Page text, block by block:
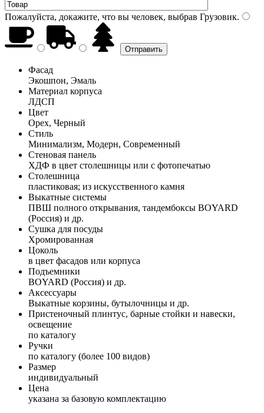
Пожалуйста, докажите, что вы человек, выбрав Грузовик.
Фасад
Экошпон, Эмаль
Материал корпуса
ЛДСП
Цвет
Орех, Черный
Стиль
Минимализм, Модерн, Современный
Стеновая панель
ХДФ в цвет столешницы или с фотопечатью
Столешница
пластиковая; из искусственного камня
Выкатные системы
ПВШ полного открывания, тандембоксы BOYARD
(Россия) и др.
Сушка для посуды
Хромированная
Цоколь
в цвет фасадов или корпуса
Подъемники
BOYARD (Россия) и др.
Аксессуары
Выкатные корзины, бутылочницы и др.
Пристеночный плинтус, барные стойки и навески,
освещение
по каталогу
Ручки
по каталогу (более 100 видов)
Размер
индивидуальный
Цена
указана за базовую комплектацию